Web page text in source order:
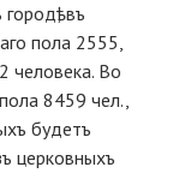
въ
пола 2555,
человека. Во
8459 чел.,
будетъ
церковныхъ